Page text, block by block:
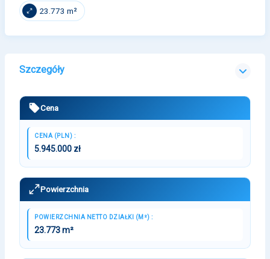
23.773 m²
Szczegóły
Cena
CENA (PLN) :
5.945.000 zł
Powierzchnia
POWIERZCHNIA NETTO DZIAŁKI (M²) :
23.773 m²